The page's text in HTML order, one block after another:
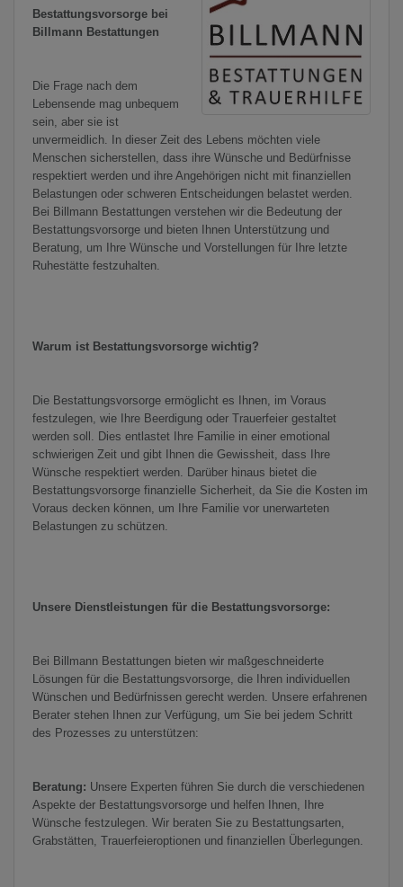
Bestattungsvorsorge bei
Billmann Bestattungen
Die Frage nach dem
Lebensende mag unbequem
sein, aber sie ist
unvermeidlich. In dieser Zeit des Lebens möchten viele
Menschen sicherstellen, dass ihre Wünsche und Bedürfnisse
respektiert werden und ihre Angehörigen nicht mit finanziellen
Belastungen oder schweren Entscheidungen belastet werden.
Bei Billmann Bestattungen verstehen wir die Bedeutung der
Bestattungsvorsorge und bieten Ihnen Unterstützung und
Beratung, um Ihre Wünsche und Vorstellungen für Ihre letzte
Ruhestätte festzuhalten.
Warum ist Bestattungsvorsorge wichtig?
Die Bestattungsvorsorge ermöglicht es Ihnen, im Voraus
festzulegen, wie Ihre Beerdigung oder Trauerfeier gestaltet
werden soll. Dies entlastet Ihre Familie in einer emotional
schwierigen Zeit und gibt Ihnen die Gewissheit, dass Ihre
Wünsche respektiert werden. Darüber hinaus bietet die
Bestattungsvorsorge finanzielle Sicherheit, da Sie die Kosten im
Voraus decken können, um Ihre Familie vor unerwarteten
Belastungen zu schützen.
Unsere Dienstleistungen für die Bestattungsvorsorge:
Bei Billmann Bestattungen bieten wir maßgeschneiderte
Lösungen für die Bestattungsvorsorge, die Ihren individuellen
Wünschen und Bedürfnissen gerecht werden. Unsere erfahrenen
Berater stehen Ihnen zur Verfügung, um Sie bei jedem Schritt
des Prozesses zu unterstützen:
Beratung: Unsere Experten führen Sie durch die verschiedenen
Aspekte der Bestattungsvorsorge und helfen Ihnen, Ihre
Wünsche festzulegen. Wir beraten Sie zu Bestattungsarten,
Grabstätten, Trauerfeieroptionen und finanziellen Überlegungen.